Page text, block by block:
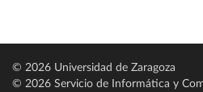
© 2026 Universidad de Zaragoza
© 2026 Servicio de Informática y